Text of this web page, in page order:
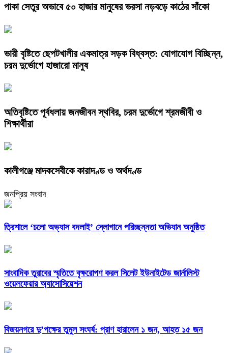
পাকা সেতুর অভাবে ৫০ হাজার মানুষের ভরসা নড়বড়ে কাঠের সাঁকো
ভারী বৃষ্টিতে ছেপটখালীর একমাত্র সড়ক বিধ্বস্ত: যোগাযোগ বিচ্ছিন্ন,
চরম দুর্ভোগে হাজারো মানুষ
অতিবৃষ্টিতে পূর্বধলায় জনজীবন স্থবির, চরম দুর্ভোগে শ্রমজীবী ও
শিক্ষার্থীরা
কালীগঞ্জে মাদকসেবীকে কারাদণ্ড ও অর্থদণ্ড
জনপ্রিয় সংবাদ
‎ত্রিশালে ‘চলো অভ্যাস বদলাই’ স্লোগানে পরিচ্ছন্নতা অভিযান অনুষ্ঠিত
সাংবাদিক তুরাবের স্মৃতিতে বৃক্ষরোপণ করল সিলেট ইউনাইটেড জার্নালিস্ট
ওয়েলফেয়ার অ্যাসোসিয়েশন
বিজয়নগরে দু’পক্ষের তুমুল সংঘর্ষ: প্রাণ হারালেন ১ জন, আহত ১৫ জন